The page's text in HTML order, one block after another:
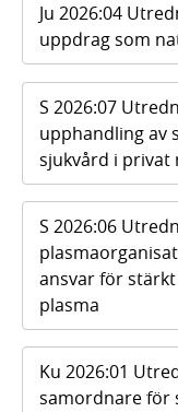
Ju 2026:04
uppdrag som
S 2026:07 Utredningen om effektiv nationell
upphandling av
sjukvård i privat
S 2026:06
ansvar för
plasma
Ku 2026:01
samordnare för